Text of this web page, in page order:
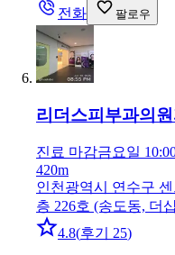
전화 팔로우
리더스피부과의원
진료 마감금요일
420m
인천광역시 연수구
층 226호 (송도동, 더
4.8(후기 25)